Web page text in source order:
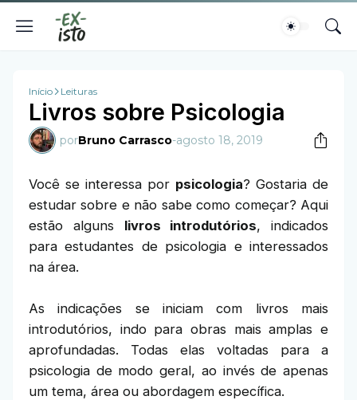
Início Leituras
Livros sobre Psicologia
porBruno Carrasco-agosto 18, 2019
Você se interessa por psicologia? Gostaria de
estudar sobre e não sabe como começar? Aqui
estão alguns livros introdutórios, indicados
para estudantes de psicologia e interessados
na área.
As indicações se iniciam com livros mais
introdutórios, indo para obras mais amplas e
aprofundadas. Todas elas voltadas para a
psicologia de modo geral, ao invés de apenas
um tema, área ou abordagem específica.